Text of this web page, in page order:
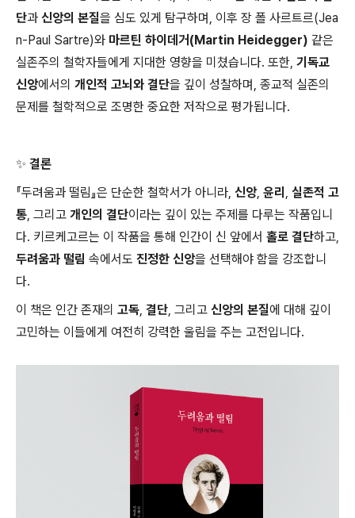
단과 신앙의 본질을 심도 있게 탐구하며, 이후 장 폴 사르트르(Jea
n-Paul Sartre)와 마르틴 하이데거(Martin Heidegger) 같은
실존주의 철학자들에게 지대한 영향을 미쳤습니다. 또한, 기독교
신앙에서의 개인적 고뇌와 결단을 깊이 성찰하며, 종교적 실존의
문제를 철학적으로 조명한 중요한 저작으로 평가됩니다.
✨ 결론
『두려움과 떨림』은 단순한 철학서가 아니라, 신앙, 윤리 , 실존적 고
통, 그리고 개인의 결단이라는 깊이 있는 주제를 다루는 작품입니
다. 키르케고르는 이 작품을 통해 인간이 신 앞에서 홀로 결단하고,
두려움과 떨림 속에서도 진정한 신앙을 선택해야 함을 강조합니
다.
이 책은 인간 존재의 고독, 결단, 그리고 신앙의 본질에 대해 깊이
고민하는 이들에게 여전히 강력한 울림을 주는 고전입니다.